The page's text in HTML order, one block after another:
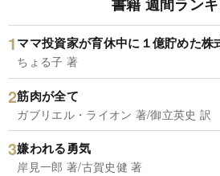
書籍 週間ラン
ママ投資家が育休中に１億貯めた株
ちょる子 著
筋肉が全て
ガブリエル・ライオン 著/御立英史 訳
嫌われる勇気
岸見一郎 著/古賀史健 著